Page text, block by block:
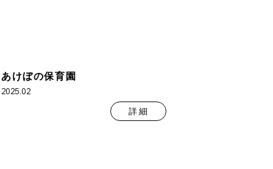
あけぼの保育園
2025.02
詳 細